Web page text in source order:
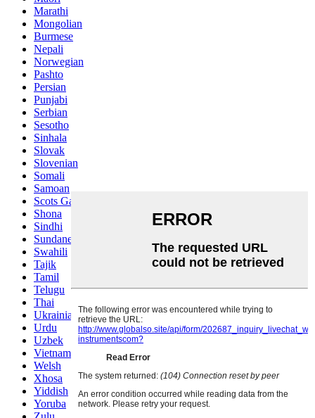
Marathi
Mongolian
Burmese
Nepali
Norwegian
Pashto
Persian
Punjabi
Serbian
Sesotho
Sinhala
Slovak
Slovenian
Somali
Samoan
Scots Gaelic
Shona
Sindhi
Sundanese
Swahili
Tajik
Tamil
Telugu
Thai
Ukrainian
Urdu
Uzbek
Vietnamese
Welsh
Xhosa
Yiddish
Yoruba